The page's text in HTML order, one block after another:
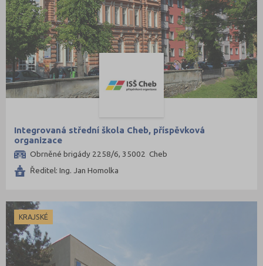
Mělník (5)
Mladá Boleslav (10)
Most (8)
Náchod (8)
Nový Jičín (11)
Nymburk (8)
Opava (9)
Ostrava-město (14)
Pardubice (14)
Písek (4)
Plzeň-jih (2)
Plzeň-město (11)
Plzeň-sever (1)
Integrovaná střední škola Cheb, příspěvková
organizace
Obrněné brigády 2258/6, 35002 Cheb
Ředitel: Ing. Jan Homolka
KRAJSKÉ